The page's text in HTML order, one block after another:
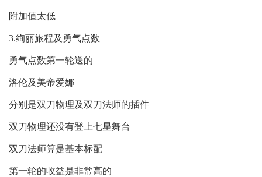
附加值太低
3.绚丽旅程及勇气点数
勇气点数第一轮送的
洛伦及美帝爱娜
分别是双刀物理及双刀法师的插件
双刀物理还没有登上七星舞台
双刀法师算是基本标配
第一轮的收益是非常高的